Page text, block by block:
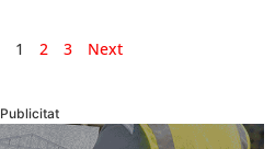
1 2 3 Next
Publicitat